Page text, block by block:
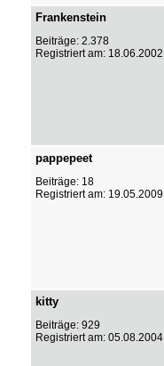
Frankenstein
Beiträge: 2.378
Registriert am: 18.06.2002
pappepeet
Beiträge: 18
Registriert am: 19.05.2009
kitty
Beiträge: 929
Registriert am: 05.08.2004